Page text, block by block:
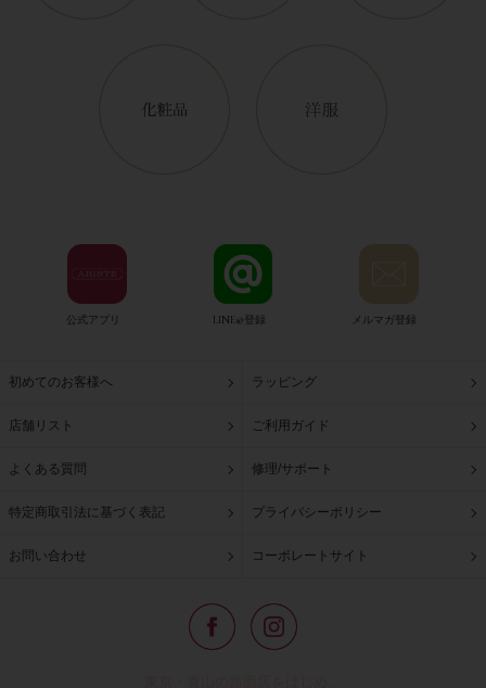
公式アプリ LINE@登録 メルマガ登録
初めてのお客様へ ラッピング
店舗リスト ご利用ガイド
よくある質問 修理/サポート
特定商取引法に基づく表記 プライバシーポリシー
お問い合わせ コーポレートサイト